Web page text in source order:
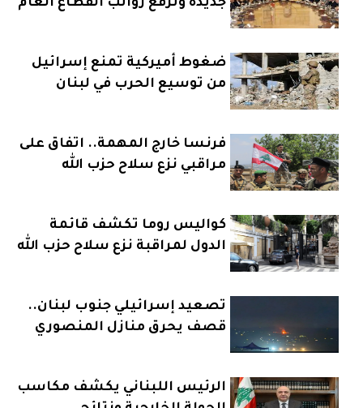
جديدة وترفع رواتب القطاع العام
ضغوط أميركية تمنع إسرائيل
من توسيع الحرب في لبنان
فرنسا خارج المهمة.. اتفاق على
مراقبي نزع سلاح حزب الله
كواليس روما تكشف قائمة
الدول لمراقبة نزع سلاح حزب الله
تصعيد إسرائيلي جنوب لبنان..
قصف يحرق منازل المنصوري
الرئيس اللبناني يكشف مكاسب